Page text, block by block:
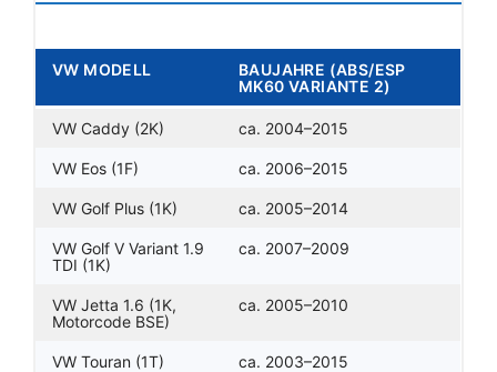
VW MODELL
BAUJAHRE (ABS/ESP
MK60 VARIANTE 2)
VW Caddy (2K) ca. 2004–2015
VW Eos (1F) ca. 2006–2015
VW Golf Plus (1K) ca. 2005–2014
VW Golf V Variant 1.9
TDI (1K)
ca. 2007–2009
VW Jetta 1.6 (1K,
Motorcode BSE)
ca. 2005–2010
VW Touran (1T) ca. 2003–2015